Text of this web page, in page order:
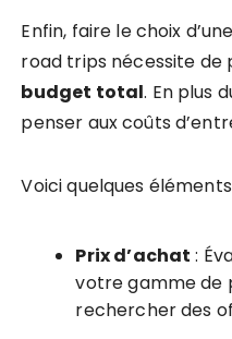
Enfin, faire le choix
road trips nécessite
budget total. En plus
penser aux coûts
Voici quelques
Prix d’achat :
votre gamme de
rechercher des